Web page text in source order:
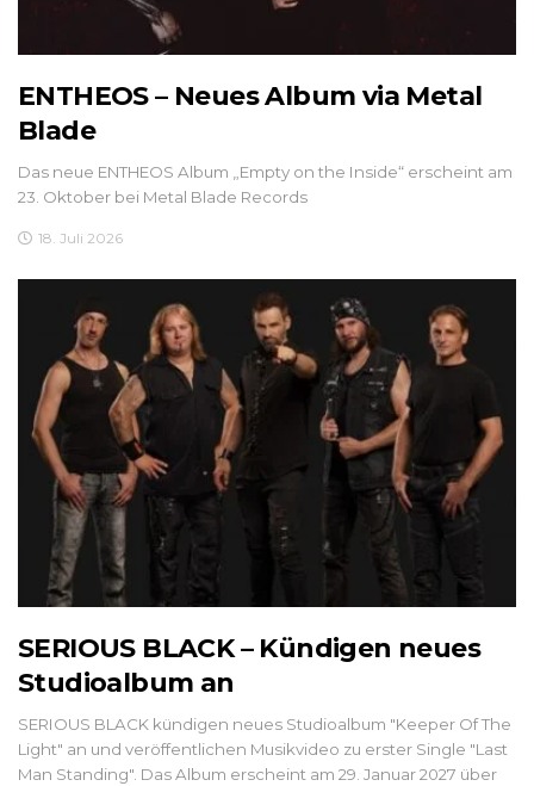
ENTHEOS – Neues Album via Metal
Blade
Das neue ENTHEOS Album „Empty on the Inside“ erscheint am
23. Oktober bei Metal Blade Records
18. Juli 2026
SERIOUS BLACK – Kündigen neues
Studioalbum an
SERIOUS BLACK kündigen neues Studioalbum "Keeper Of The
Light" an und veröffentlichen Musikvideo zu erster Single "Last
Man Standing". Das Album erscheint am 29. Januar 2027 über